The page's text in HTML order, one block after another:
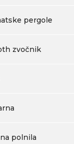
pergole
zvočnik
polnila